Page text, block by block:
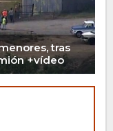
tras
+vídeo